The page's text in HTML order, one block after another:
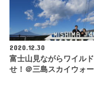
2020.12.30
富士山見ながらワイル
せ！＠三島スカイウォ